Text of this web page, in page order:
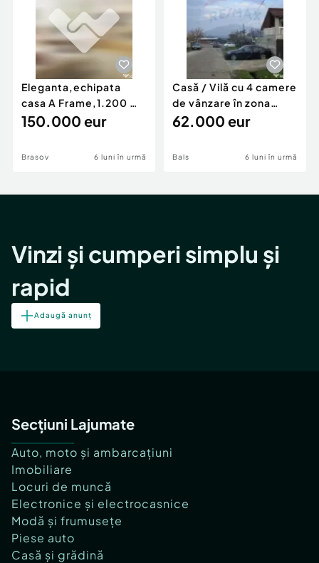
Afaceri și echipamente profesionale
Inchiriere Bunuri si Vehicule
Eleganta,echipata
casa A Frame,1.200 mp
teren,deschidere Pia
150.000 eur
Brasov 6 luni în urmă
Casă / Vilă cu 4 camere
de vânzare în zona
Periferie
62.000 eur
Bals 6 luni în urmă
Vinzi și cumperi simplu și
rapid
Adaugă anunț
Secțiuni Lajumate
Auto, moto și ambarcațiuni
Imobiliare
Locuri de muncă
Electronice și electrocasnice
Modă și frumusețe
Piese auto
Casă și grădină